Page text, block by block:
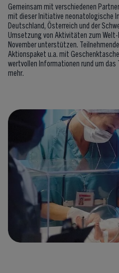
Gemeinsam mit verschiedenen
mit dieser Initiative neonatologische
Deutschland, Österreich und der
Umsetzung von Aktivitäten zum Welt-
November unterstützen.
Aktionspaket u.a. mit
wertvollen Informationen rund um das
mehr.